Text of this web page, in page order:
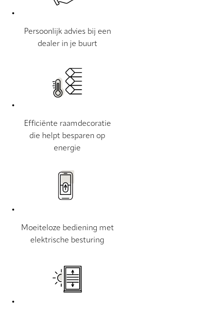
Persoonlijk advies bij een
dealer in je buurt
Efficiënte raamdecoratie
die helpt besparen op
energie
Moeiteloze bediening met
elektrische besturing